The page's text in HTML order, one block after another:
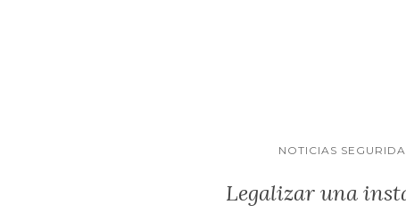
NOTICIAS
Legalizar una